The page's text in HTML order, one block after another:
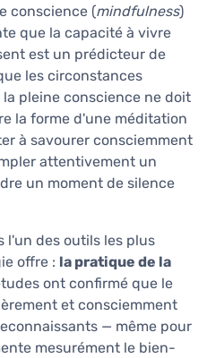
conscience (mindfulness)
que la capacité à vivre
est un prédicteur de
les circonstances
pleine conscience ne doit
la forme d'une méditation
à savourer consciemment
attentivement un
un moment de silence
l'un des outils les plus
offre : la pratique de la
ont confirmé que le
et consciemment
— même pour
mesurément le bien-